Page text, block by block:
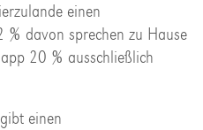
einen
davon sprechen zu Hause
20 % ausschließlich
einen